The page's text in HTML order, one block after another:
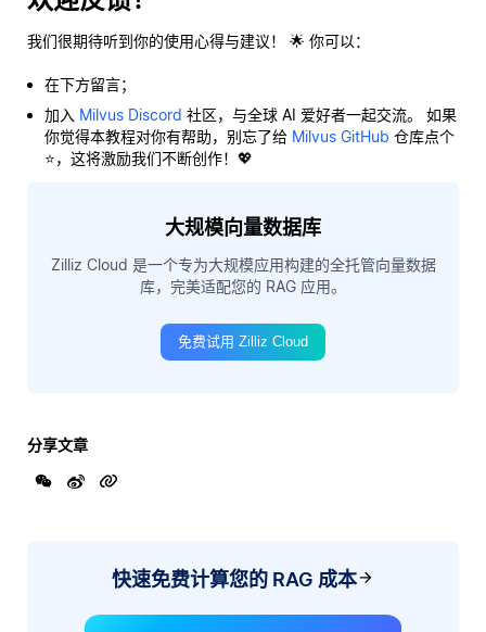
我们很期待听到你的使用心得与建议！ 🌟 你可以：
在下方留言；
加入 Milvus Discord 社区，与全球 AI 爱好者一起交流。 如果
你觉得本教程对你有帮助，别忘了给 Milvus GitHub 仓库点个
⭐，这将激励我们不断创作！💖
大规模向量数据库
Zilliz Cloud 是一个专为大规模应用构建的全托管向量数据
库，完美适配您的 RAG 应用。
免费试用 Zilliz Cloud
分享文章
快速免费计算您的 RAG 成本